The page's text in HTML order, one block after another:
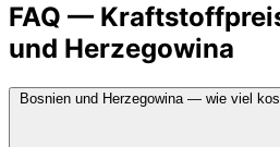
FAQ —
und Herzegowina
Bosnien und Herzegowina — wie viel